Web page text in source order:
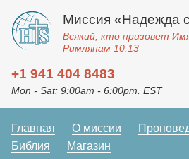
Миссия «Надежда
Всякий, кто призовет
Римлянам 10:13
+1 941 404 8483
Mon - Sat: 9:00am - 6:00pm. EST
Главная О миссии
Библия
Магазин